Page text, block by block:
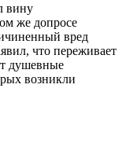
вину
же допросе
вред
что переживает
душевные
возникли